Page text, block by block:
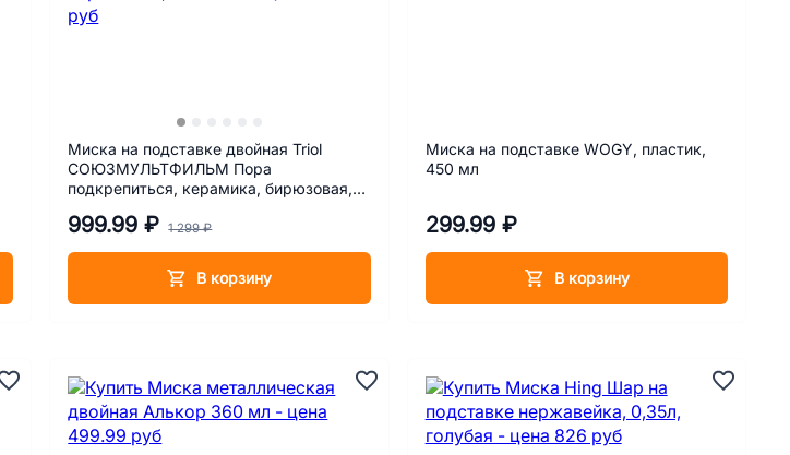
Миска на подставке двойная Triol
СОЮЗМУЛЬТФИЛЬМ Пора
подкрепиться, керамика, бирюзовая,
999.99 ₽ 1 299 ₽
В корзину
Миска на подставке WOGY, пластик,
450 мл
299.99 ₽
В корзину